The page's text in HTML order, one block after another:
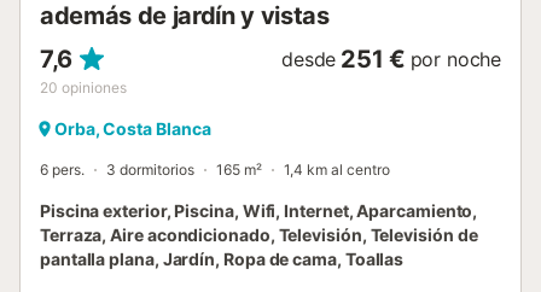
además de jardín y vistas
7,6
20 opiniones
desde 251 € por noche
Orba, Costa Blanca
6 pers. 3 dormitorios 165 m² 1,4 km al centro
Piscina exterior, Piscina, Wifi, Internet, Aparcamiento,
Terraza, Aire acondicionado, Televisión, Televisión de
pantalla plana, Jardín, Ropa de cama, Toallas